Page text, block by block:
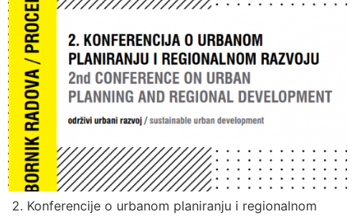
2. Konferencije o urbanom planiranju i regionalnom